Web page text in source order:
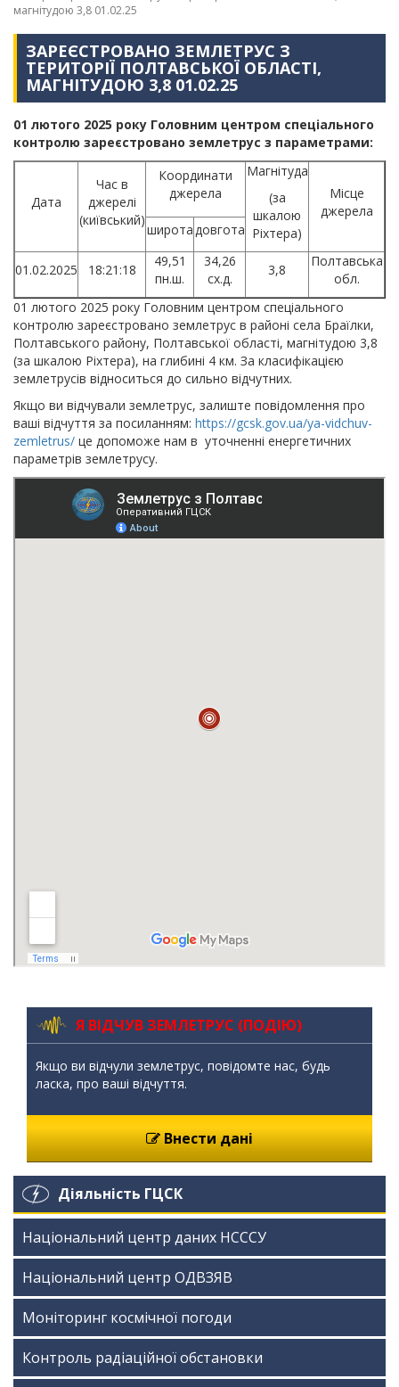
магнітудою 3,8 01.02.25
ЗАРЕЄСТРОВАНО ЗЕМЛЕТРУС З
ТЕРИТОРІЇ ПОЛТАВСЬКОЇ ОБЛАСТІ,
МАГНІТУДОЮ 3,8 01.02.25
01 лютого 2025 року Головним центром спеціального
контролю зареєстровано землетрус з параметрами:
Дата
Час в
джерелі
(київський)
Координати
джерела
Магнітуда
(за
шкалою
Ріхтера)
Місце
джерела
широтадовгота
01.02.2025 18:21:18
49,51
пн.ш.
34,26
сх.д.
3,8
Полтавська
обл.
01 лютого 2025 року Головним центром спеціального
контролю зареєстровано землетрус в районі села Браїлки,
Полтавського району, Полтавської області, магнітудою 3,8
(за шкалою Ріхтера), на глибині 4 км. За класифікацією
землетрусів відноситься до сильно відчутних.
Якщо ви відчували землетрус, залиште повідомлення про
ваші відчуття за посиланням: https://gcsk.gov.ua/ya-vidchuv-
zemletrus/ це допоможе нам в уточненні енергетичних
параметрів землетрусу.
Я ВІДЧУВ ЗЕМЛЕТРУС (ПОДІЮ)
Якщо ви відчули землетрус, повідомте нас, будь
ласка, про ваші відчуття.
Внести дані
Діяльність ГЦСК
Національний центр даних НСССУ
Національний центр ОДВЗЯВ
Моніторинг космічної погоди
Контроль радіаційної обстановки